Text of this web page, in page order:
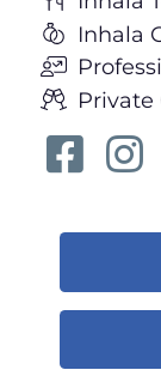
Inhala
Private